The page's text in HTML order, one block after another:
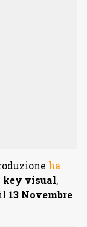
ha
key visual,
13 Novembre